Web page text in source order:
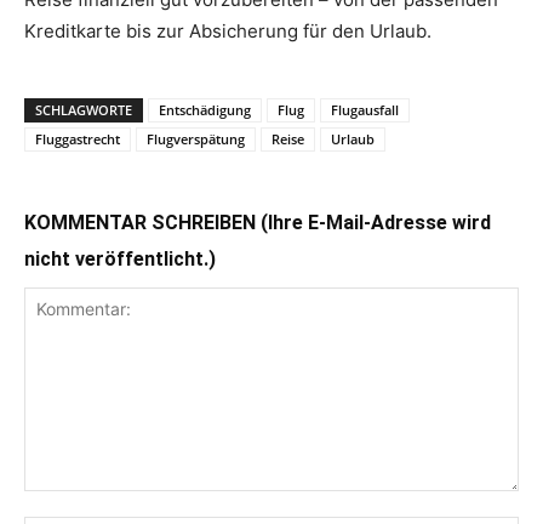
Kreditkarte bis zur Absicherung für den Urlaub.
SCHLAGWORTE Entschädigung Flug
Flugausfall
Fluggastrecht
Flugverspätung Reise Urlaub
KOMMENTAR SCHREIBEN (Ihre E-Mail-Adresse wird
nicht veröffentlicht.)